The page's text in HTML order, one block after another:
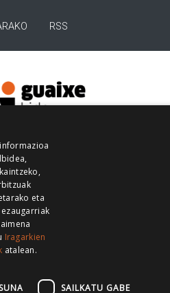
RSS
GUKA
eta
Iragarkien
atalean.
SAILKATU GABE